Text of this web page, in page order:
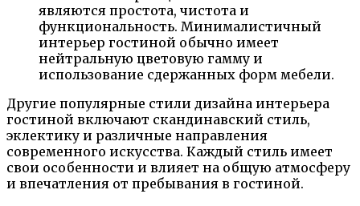
являются простота, чистота и
функциональность. Минималистичный
интерьер гостиной обычно имеет
нейтральную цветовую гамму и
использование сдержанных форм мебели.
Другие популярные стили дизайна интерьера
гостиной включают скандинавский стиль,
эклектику и различные направления
современного искусства. Каждый стиль имеет
свои особенности и влияет на общую атмосферу
и впечатления от пребывания в гостиной.